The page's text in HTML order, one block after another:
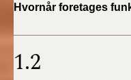
Hvornår foretages
1.2